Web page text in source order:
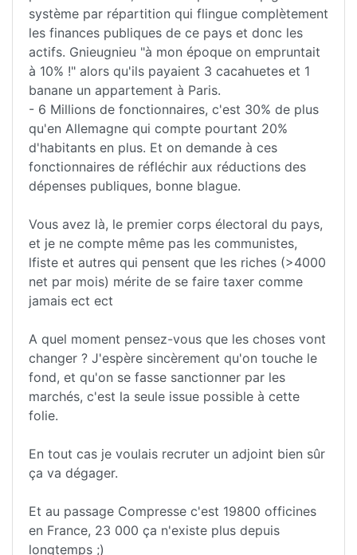
système par répartition qui flingue complètement
les finances publiques de ce pays et donc les
actifs. Gnieugnieu "à mon époque on empruntait
à 10% !" alors qu'ils payaient 3 cacahuetes et 1
banane un appartement à Paris.
- 6 Millions de fonctionnaires, c'est 30% de plus
qu'en Allemagne qui compte pourtant 20%
d'habitants en plus. Et on demande à ces
fonctionnaires de réfléchir aux réductions des
dépenses publiques, bonne blague.
Vous avez là, le premier corps électoral du pays,
et je ne compte même pas les communistes,
lfiste et autres qui pensent que les riches (>4000
net par mois) mérite de se faire taxer comme
jamais ect ect
A quel moment pensez-vous que les choses vont
changer ? J'espère sincèrement qu'on touche le
fond, et qu'on se fasse sanctionner par les
marchés, c'est la seule issue possible à cette
folie.
En tout cas je voulais recruter un adjoint bien sûr
ça va dégager.
Et au passage Compresse c'est 19800 officines
en France, 23 000 ça n'existe plus depuis
longtemps ;)